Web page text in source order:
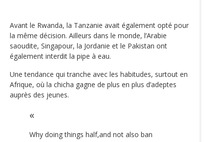
Avant le Rwanda, la Tanzanie avait également opté pour
la même décision. Ailleurs dans le monde, l’Arabie
saoudite, Singapour, la Jordanie et le Pakistan ont
également interdit la pipe à eau.
Une tendance qui tranche avec les habitudes, surtout en
Afrique, où la chicha gagne de plus en plus d’adeptes
auprès des jeunes.
Why doing things half,and not also ban